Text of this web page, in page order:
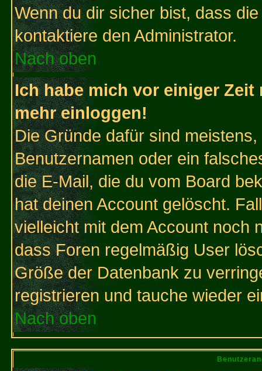
Wenn du dir sicher bist, dass
kontaktiere den Administrator.
Nach oben
Ich habe mich vor einiger
mehr einloggen!
Die Gründe dafür sind
Benutzernamen oder ein
die E-Mail, die du vom Board
hat deinen Account gelöscht.
vielleicht mit dem Account noch
dass Foren regelmäßig User
Größe der Datenbank zu
registrieren und tauche wieder
Nach oben